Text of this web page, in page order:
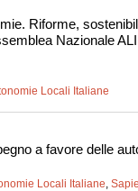
Riforme,
Nazionale
Locali Italiane
a favore delle
Locali Italiane,